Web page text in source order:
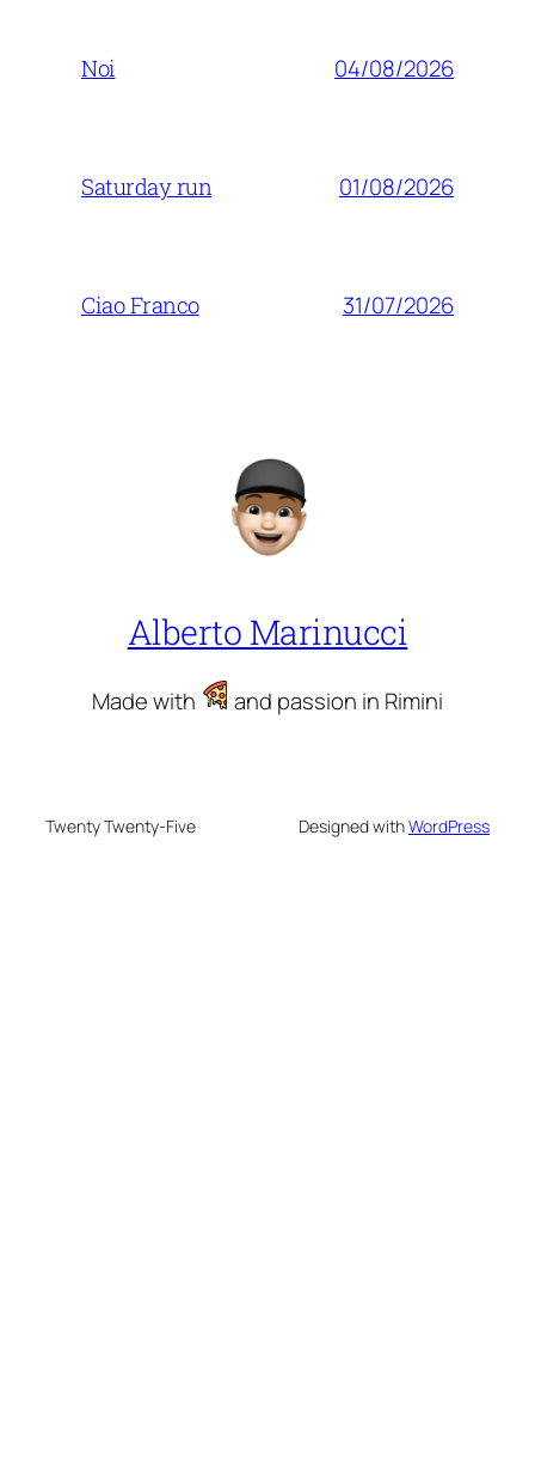
Noi 04/08/2026
Saturday run 01/08/2026
Ciao Franco 31/07/2026
Alberto Marinucci
Made with and passion in Rimini
Twenty Twenty-Five Designed withWordPress